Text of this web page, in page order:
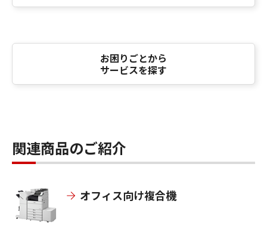
お困りごとから
サービスを探す
関連商品のご紹介
オフィス向け複合機